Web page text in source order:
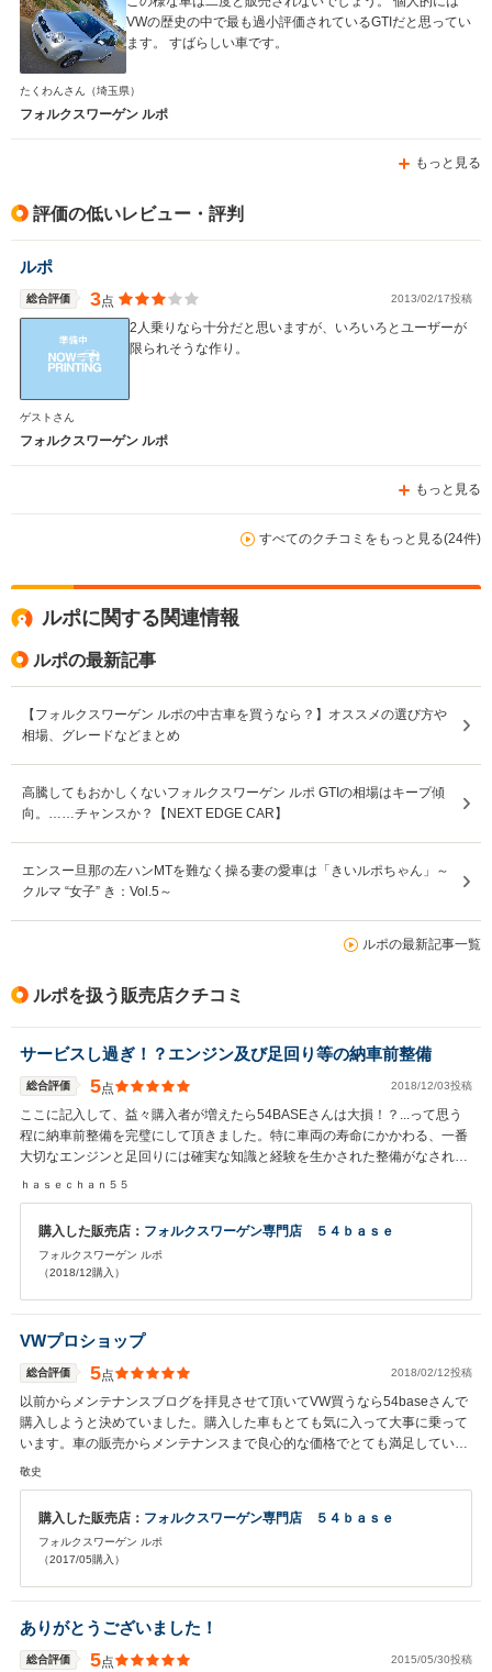
VWの歴史の中で最も過小評価されているGTIだと思ってい
ます。 すばらしい車です。
たくわんさん （埼玉県）
フォルクスワーゲン ルポ
もっと見る
評価の低いレビュー・評判
ルポ
総合評価 3点 2013/02/17投稿
2人乗りなら十分だと思いますが、いろいろとユーザーが
限られそうな作り。
ゲストさん
フォルクスワーゲン ルポ
もっと見る
すべてのクチコミをもっと見る(24件)
ルポに関する関連情報
ルポの最新記事
【フォルクスワーゲン ルポの中古車を買うなら？】オススメの選び方や
相場、グレードなどまとめ
高騰してもおかしくないフォルクスワーゲン ルポ GTIの相場はキープ傾
向。……チャンスか？【NEXT EDGE CAR】
エンスー旦那の左ハンMTを難なく操る妻の愛車は「きいルポちゃん」～
クルマ “女子” き：Vol.5～
ルポの最新記事一覧
ルポを扱う販売店クチコミ
サービスし過ぎ！？エンジン及び足回り等の納車前整備
総合評価 5点 2018/12/03投稿
ここに記入して、益々購入者が増えたら54BASEさんは大損！？...って思う
程に納車前整備を完璧にして頂きました。特に車両の寿命にかかわる、一番
大切なエンジンと足回りには確実な知識と経験を生かされた整備がなされま
す。 .....ちょっと納車まで待ちましたが...車に逢えない時間の長さが恋しさを
て頂けるVW愛にあふれるお店です。
ｈａｓｅｃｈａｎ５５
購入した販売店： フォルクスワーゲン専門店 ５４ｂａｓｅ
フォルクスワーゲン ルポ
（2018/12購入）
VWプロショップ
総合評価 5点 2018/02/12投稿
以前からメンテナンスブログを拝見させて頂いてVW買うなら54baseさんで
購入しようと決めていました。購入した車もとても気に入って大事に乗って
います。車の販売からメンテナンスまで良心的な価格でとても満足していま
す。これからもよろしくお願いします。
敬史
購入した販売店： フォルクスワーゲン専門店 ５４ｂａｓｅ
フォルクスワーゲン ルポ
（2017/05購入）
ありがとうございました！
総合評価 5点 2015/05/30投稿